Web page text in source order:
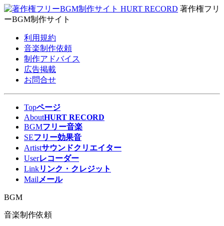
著作権フリ
ーBGM制作サイト
利用規約
音楽制作依頼
制作アドバイス
広告掲載
お問合せ
Topページ
AboutHURT RECORD
BGMフリー音楽
SEフリー効果音
Artistサウンドクリエイター
Userレコーダー
Linkリンク・クレジット
Mail メール
BGM
音楽制作依頼